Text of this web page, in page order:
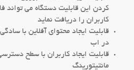
کردن این قابلیت دستگاه می تواند
کاربران را دریافت نماید
قابلیت ایجاد محتوای آفلاین با
در اب
قابلیت ایجاد کاربران با سطح
مانتیتورینگ